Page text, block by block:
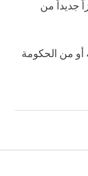
جديداً من
أو من الحكومة